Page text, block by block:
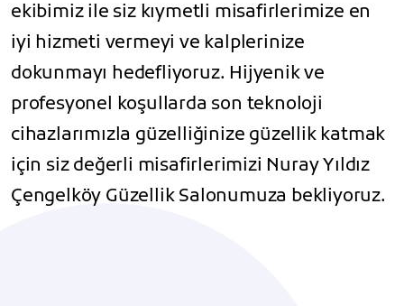
ekibimiz ile siz kıymetli misafirlerimize en
iyi hizmeti vermeyi ve kalplerinize
dokunmayı hedefliyoruz. Hijyenik ve
profesyonel koşullarda son teknoloji
cihazlarımızla güzelliğinize güzellik katmak
için siz değerli misafirlerimizi Nuray Yıldız
Çengelköy Güzellik Salonumuza bekliyoruz.